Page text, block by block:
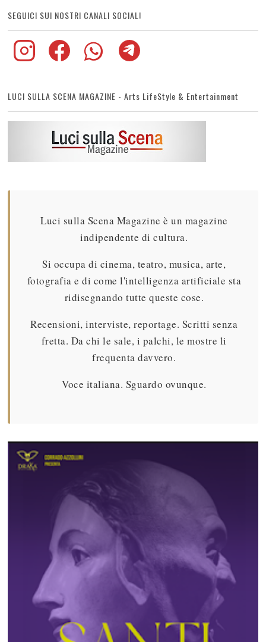
SEGUICI SUI NOSTRI CANALI SOCIAL!
LUCI SULLA SCENA MAGAZINE - Arts LifeStyle & Entertainment
Luci sulla Scena Magazine è un magazine
indipendente di cultura.
Si occupa di cinema, teatro, musica, arte,
fotografia e di come l'intelligenza artificiale sta
ridisegnando tutte queste cose.
Recensioni, interviste, reportage. Scritti senza
fretta. Da chi le sale, i palchi, le mostre li
frequenta davvero.
Voce italiana. Sguardo ovunque.